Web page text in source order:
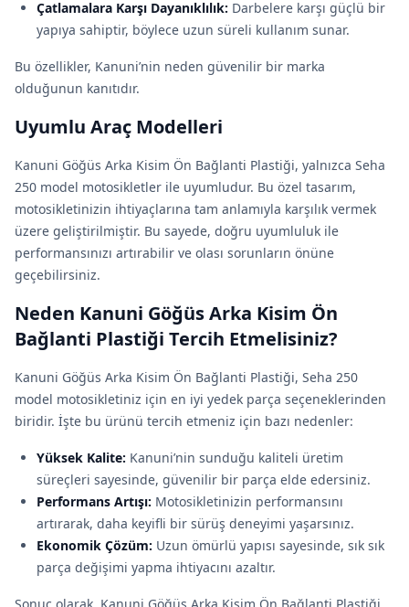
Çatlamalara Karşı Dayanıklılık: Darbelere karşı güçlü bir
yapıya sahiptir, böylece uzun süreli kullanım sunar.
Bu özellikler, Kanuni’nin neden güvenilir bir marka
olduğunun kanıtıdır.
Uyumlu Araç Modelleri
Kanuni Göğüs Arka Kisim Ön Bağlanti Plastiği, yalnızca Seha
250 model motosikletler ile uyumludur. Bu özel tasarım,
motosikletinizin ihtiyaçlarına tam anlamıyla karşılık vermek
üzere geliştirilmiştir. Bu sayede, doğru uyumluluk ile
performansınızı artırabilir ve olası sorunların önüne
geçebilirsiniz.
Neden Kanuni Göğüs Arka Kisim Ön
Bağlanti Plastiği Tercih Etmelisiniz?
Kanuni Göğüs Arka Kisim Ön Bağlanti Plastiği, Seha 250
model motosikletiniz için en iyi yedek parça seçeneklerinden
biridir. İşte bu ürünü tercih etmeniz için bazı nedenler:
Yüksek Kalite: Kanuni’nin sunduğu kaliteli üretim
süreçleri sayesinde, güvenilir bir parça elde edersiniz.
Performans Artışı: Motosikletinizin performansını
artırarak, daha keyifli bir sürüş deneyimi yaşarsınız.
Ekonomik Çözüm: Uzun ömürlü yapısı sayesinde, sık sık
parça değişimi yapma ihtiyacını azaltır.